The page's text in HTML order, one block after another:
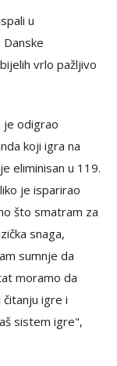
u
vrlo pažljivo
je odigrao
koji igra na
eliminisan u 119.
je isparirao
što smatram za
snaga,
sumnje da
moramo da
igre i
sistem igre",